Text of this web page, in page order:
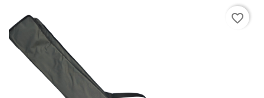
favorite_border